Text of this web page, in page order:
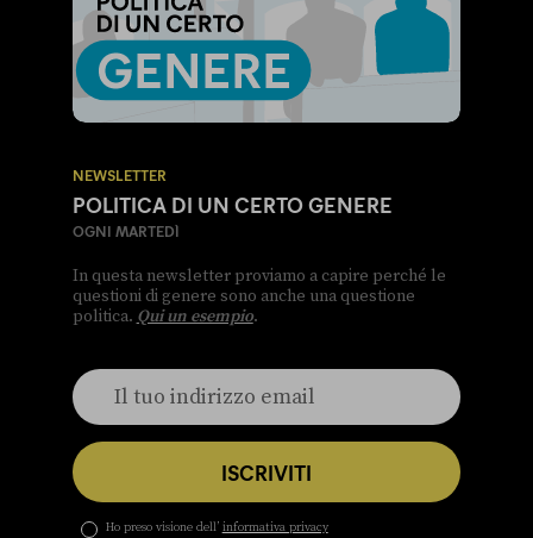
NEWSLETTER
POLITICA DI UN CERTO GENERE
OGNI MARTEDÌ
In questa newsletter proviamo a capire perché le
questioni di genere sono anche una questione
politica. Qui un esempio.
ISCRIVITI
Ho preso visione dell’ informativa privacy